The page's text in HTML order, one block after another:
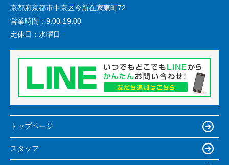
京都府京都市中京区今新在家東町72
営業時間： 9:00-19:00
定休日： 水曜日
トップページ
スタッフ